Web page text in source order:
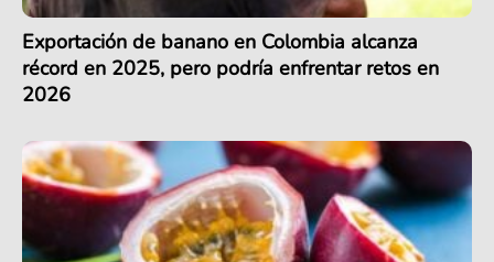
Exportación de banano en Colombia alcanza
récord en 2025, pero podría enfrentar retos en
2026